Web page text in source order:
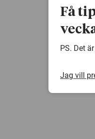
Få
PS. Det
Jag vill